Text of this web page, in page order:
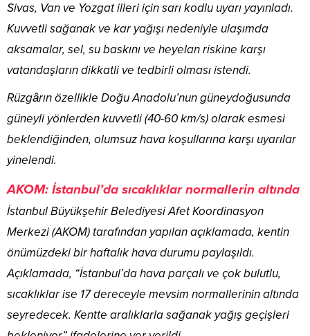
Sivas, Van ve Yozgat illeri için sarı kodlu uyarı yayınladı.
Kuvvetli sağanak ve kar yağışı nedeniyle ulaşımda
aksamalar, sel, su baskını ve heyelan riskine karşı
vatandaşların dikkatli ve tedbirli olması istendi.
Rüzgârın özellikle Doğu Anadolu’nun güneydoğusunda
güneyli yönlerden kuvvetli (40-60 km/s) olarak esmesi
beklendiğinden, olumsuz hava koşullarına karşı uyarılar
yinelendi.
AKOM: İstanbul’da sıcaklıklar normallerin altında
İstanbul Büyükşehir Belediyesi Afet Koordinasyon
Merkezi (AKOM) tarafından yapılan açıklamada, kentin
önümüzdeki bir haftalık hava durumu paylaşıldı.
Açıklamada, “İstanbul’da hava parçalı ve çok bulutlu,
sıcaklıklar ise 17 dereceyle mevsim normallerinin altında
seyredecek. Kentte aralıklarla sağanak yağış geçişleri